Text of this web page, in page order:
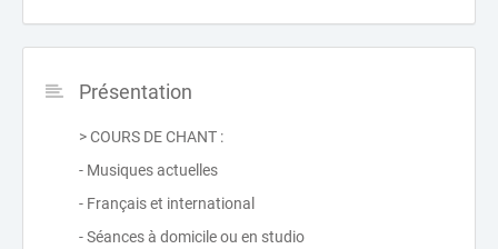
Présentation
> COURS DE CHANT :
- Musiques actuelles
- Français et international
- Séances à domicile ou en studio